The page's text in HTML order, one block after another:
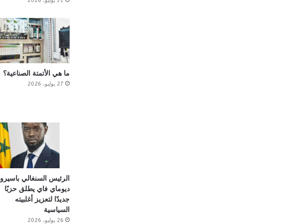
ما هي الأتمتة الصناعية؟
27 يوليو، 2026
الرئيس السنغالي باسيرو
ديوماي فاي يطلق حزبًا
جديدًا لتعزيز أغلبيته
السياسية
26 يوليو، 2026